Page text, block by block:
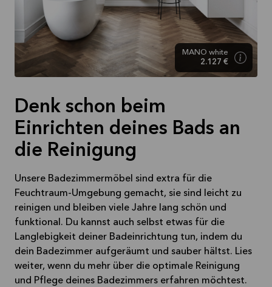
Denk schon beim
Einrichten deines Bads an
die Reinigung
Unsere Badezimmermöbel sind extra für die
Feuchtraum-Umgebung gemacht, sie sind leicht zu
reinigen und bleiben viele Jahre lang schön und
funktional. Du kannst auch selbst etwas für die
Langlebigkeit deiner Badeinrichtung tun, indem du
dein Badezimmer aufgeräumt und sauber hältst. Lies
weiter, wenn du mehr über die optimale Reinigung
und Pflege deines Badezimmers erfahren möchtest.
MANO white
2.127 €